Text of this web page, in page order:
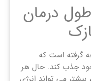
درمان
گرفته است که
خود جذب کند. حال هر